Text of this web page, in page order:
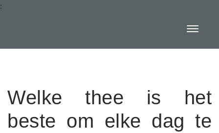
:
Welke thee is het
beste om elke dag te